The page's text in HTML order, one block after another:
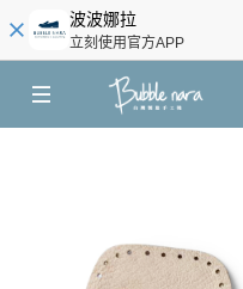
波波娜拉
立刻使用官方APP